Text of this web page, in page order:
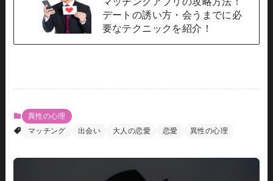
デートの誘い方・会うまでに必
要なテクニックを紹介！
異性の心理
マッチング
出会い 大人の恋愛 恋愛 異性の心理